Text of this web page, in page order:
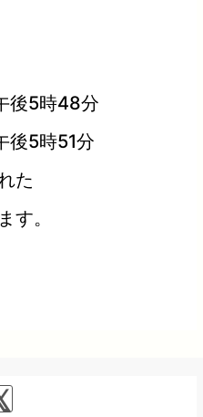
後5時48分
後5時51分
た
す。